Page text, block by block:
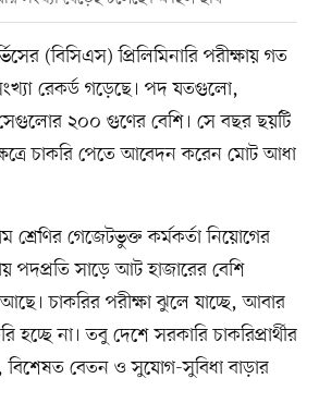
(বিসিএস) প্রিলিমিনারি পরীক্ষায় গত
রেকর্ড গড়েছে। পদ যতগুলো,
২০০ গুণের বেশি। সে বছর ছয়টি
ক্ষেত্রে চাকরি পেতে আবেদন করেন মোট আধা
শ্রেণির গেজেটভুক্ত কর্মকর্তা নিয়োগের
পদপ্রতি সাড়ে আট হাজারের বেশি
চাকরির পরীক্ষা ঝুলে যাচ্ছে, আবার
হচ্ছে না। তবু দেশে সরকারি চাকরিপ্রার্থীর
বিশেষত বেতন ও সুযোগ-সুবিধা বাড়ার